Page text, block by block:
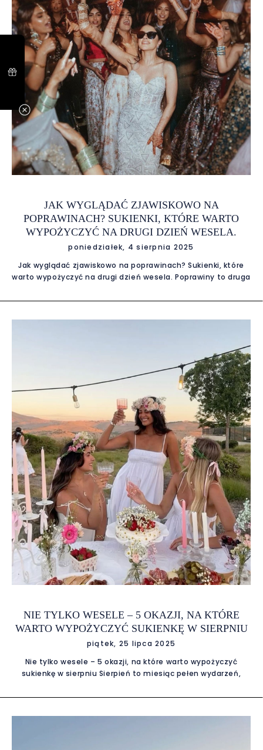
JAK WYGLĄDAĆ ZJAWISKOWO NA
POPRAWINACH? SUKIENKI, KTÓRE WARTO
WYPOŻYCZYĆ NA DRUGI DZIEŃ WESELA.
poniedziałek, 4 sierpnia 2025
Jak wyglądać zjawiskowo na poprawinach? Sukienki, które
warto wypożyczyć na drugi dzień wesela. Poprawiny to druga
swobodna, ale wciąż wyjątkowa. To moment, w którym
świeżo, kobieco i stosownie do okazji. Odpowiedź jest
prosta: wybierz wygodną, lekką i modną sukienkę, najlepiej
wypożyczoną z profesjonalnej wypożyczalni sukienek
wieczorowych. Wypożyczanie sukienek zyskuje coraz
większą popularność, zwłaszcza wśród kobiet, które cenią
sobie wysoką jakość, dostęp do najnowszych trendów i
rozsądne podejście do mody. Dzięki wypożyczalni możesz
założyć sukienkę z najwyższej półki, zapłacić ułamek ceny
sklepowej i nie martwić się o to, że po jednej okazji sukienka
wyl
NIE TYLKO WESELE – 5 OKAZJI, NA KTÓRE
WARTO WYPOŻYCZYĆ SUKIENKĘ W SIERPNIU
piątek, 25 lipca 2025
Nie tylko wesele – 5 okazji, na które warto wypożyczyć
sukienkę w sierpniu Sierpień to miesiąc pełen wydarzeń,
Choć wypożyczalnia sukienek wieczorowych najczęściej